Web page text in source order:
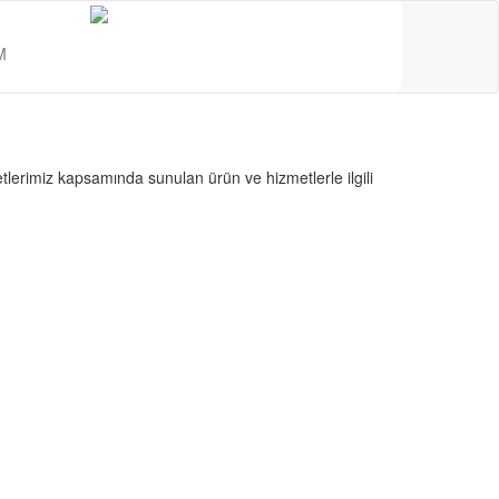
kapsamında sunulan ürün ve hizmetlerle ilgili